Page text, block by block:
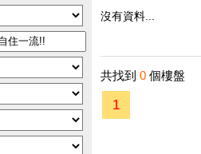
沒有資料...
共找到 0 個樓盤
1